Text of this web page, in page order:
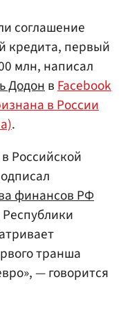
соглашение
кредита, первый
млн, написал
ДодонвFacebook
в России
.
Российской
финансов РФ
транша
— говорится